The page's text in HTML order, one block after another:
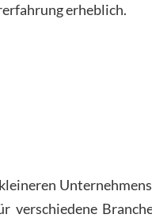
erheblich.
verschiedene